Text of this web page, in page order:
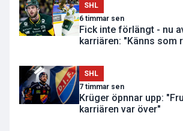
SHL
6 timmar sen
Fick inte förlängt - nu
karriären: "Känns som
SHL
7 timmar sen
Krüger öpnnar upp:
karriären var över"